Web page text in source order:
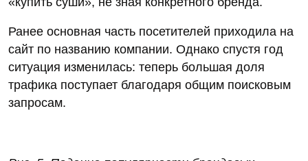
изменилась: теперь 67% страниц находятся в
ТОП-10 Яндекса, а в Google — 61%. Благодаря
этому сайт получает больше трафика, а бизнес —
больше заказов без дополнительных затрат на
рекламу.